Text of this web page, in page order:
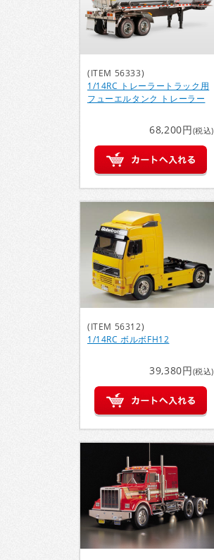
(ITEM 56333)
1/14RC トレーラートラック用
フューエルタンク トレーラー
68,200円(税込)
(ITEM 56312)
1/14RC ボルボFH12
39,380円(税込)